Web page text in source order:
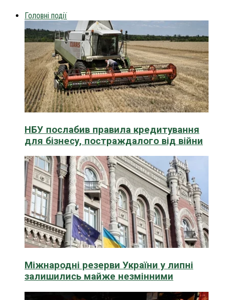
Головні події
НБУ послабив правила кредитування
для бізнесу, постраждалого від війни
Міжнародні резерви України у липні
залишились майже незмінними